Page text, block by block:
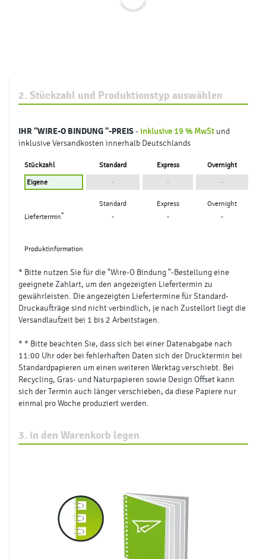
2. Stückzahl und Produktionstyp auswählen
IHR "WIRE-O BINDUNG "-PREIS - inklusive 19 % MwSt und
inklusive Versandkosten innerhalb Deutschlands
Stückzahl Standard Express Overnight
- - -
Standard Express
Overnight
Liefertermin* - - -
Produktinformation
* Bitte nutzen Sie für die "Wire-O Bindung "-Bestellung eine
geeignete Zahlart, um den angezeigten Liefertermin zu
gewährleisten. Die angezeigten Liefertermine für Standard-
Druckaufträge sind nicht verbindlich, je nach Zustellort liegt die
Versandlaufzeit bei 1 bis 2 Arbeitstagen.
* * Bitte beachten Sie, dass sich bei einer Datenabgabe nach
11:00 Uhr oder bei fehlerhaften Daten sich der Drucktermin bei
Standardpapieren um einen weiteren Werktag verschiebt. Bei
Recycling, Gras- und Naturpapieren sowie Design Offset kann
sich der Termin auch länger verschieben, da diese Papiere nur
einmal pro Woche produziert werden.
3. in den Warenkorb legen